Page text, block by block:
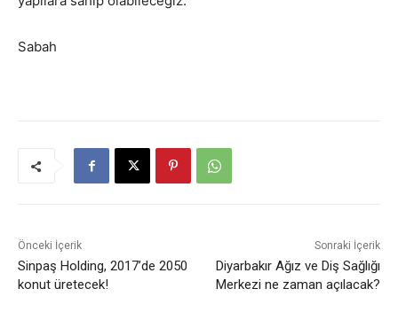
Sabah
Önceki İçerik
Sinpaş Holding, 2017’de 2050
konut üretecek!
Sonraki İçerik
Diyarbakır Ağız ve Diş Sağlığı
Merkezi ne zaman açılacak?